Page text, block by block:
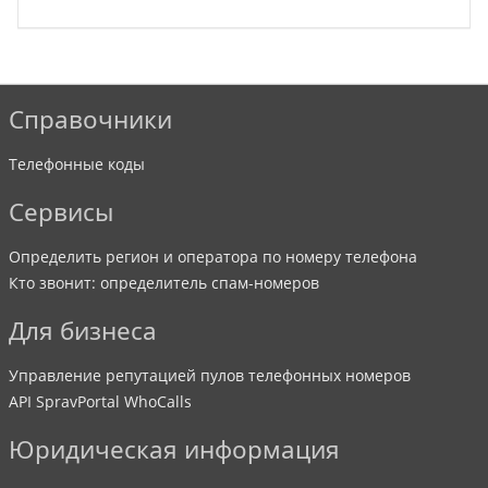
Справочники
Телефонные коды
Сервисы
Определить регион и оператора по номеру телефона
Кто звонит: определитель спам-номеров
Для бизнеса
Управление репутацией пулов телефонных номеров
API SpravPortal WhoCalls
Юридическая информация